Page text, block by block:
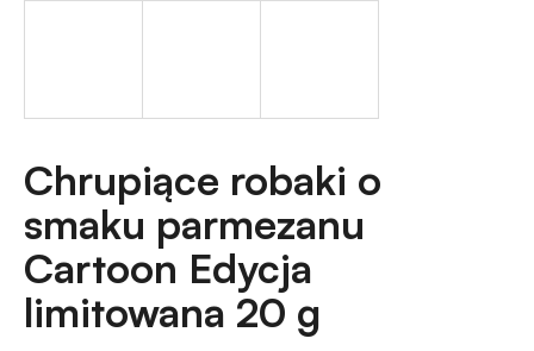
Chrupiące robaki o
smaku parmezanu
Cartoon Edycja
limitowana 20 g
P
o